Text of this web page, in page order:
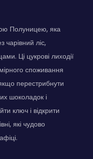
Полуницею, яка
чарівний ліс,
Ці цукрові лиходії
споживання
перестрибнути
шоколадок і
ключ і відкрити
які чудово